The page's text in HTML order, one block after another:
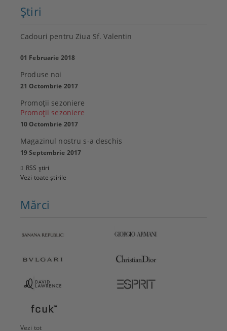
Ştiri
Cadouri pentru Ziua Sf. Valentin
01 Februarie 2018
Produse noi
21 Octombrie 2017
Promoţii sezoniere
Promoţii sezoniere
10 Octombrie 2017
Magazinul nostru s-a deschis
19 Septembrie 2017
RSS știri
Vezi toate știrile
Mărci
Vezi tot